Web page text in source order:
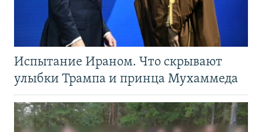
Испытание Ираном. Что скрывают
улыбки Трампа и принца Мухаммеда